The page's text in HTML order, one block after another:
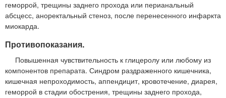
геморрой, трещины заднего прохода или перианальный
абсцесс, аноректальный стеноз, после перенесенного инфаркта
миокарда.
Противопоказания.
Повышенная чувствительность к глицеролу или любому из
компонентов препарата. Синдром раздраженного кишечника,
кишечная непроходимость, аппендицит, кровотечение, диарея,
геморрой в стадии обострения, трещины заднего прохода,